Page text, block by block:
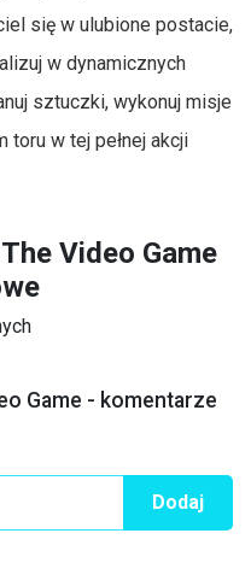
się w ulubione postacie,
w dynamicznych
sztuczki, wykonuj misje
w tej pełnej akcji
Video Game
Game - komentarze
Dodaj